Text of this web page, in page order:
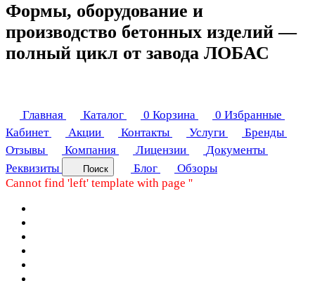
Формы, оборудование и
производство бетонных изделий —
полный цикл от завода ЛОБАС
Главная Каталог 0 Корзина 0 Избранные
Кабинет
Акции Контакты Услуги
Бренды
Отзывы
Компания Лицензии
Документы
Реквизиты
Поиск Блог
Обзоры
Cannot find 'left' template with page ''